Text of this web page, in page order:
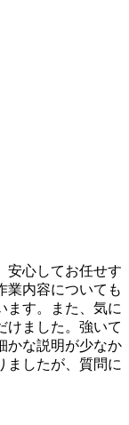
安心してお任せす
業内容についても
ます。また、気に
けました。強いて
かな説明が少なか
ましたが、質問に